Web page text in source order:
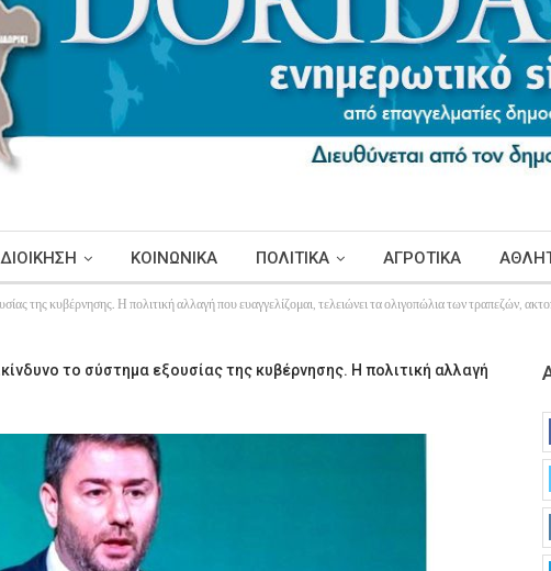
ΚΟΙΝΩΝΙΚΑ ΠΟΛΙΤΙΚΑ ΑΓΡΟΤΙΚΑ
κυβέρνησης. Η πολιτική αλλαγή που ευαγγελίζομαι, τελειώνει τα ολιγοπώλια των τραπεζών,
το σύστημα εξουσίας της κυβέρνησης. Η πολιτική αλλαγή